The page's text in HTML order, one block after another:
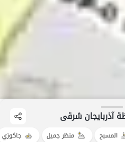
آذربایجان شرقی
المسبح منظر جميل جاكوزي